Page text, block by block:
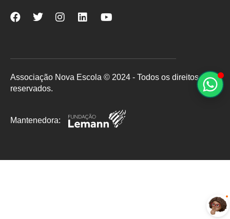
Nova
Facebook
Nova
Twitter
Nova
Instagram
Nova
LinkedInYouTube
Associação Nova Escola © 2024 - Todos os direitos
reservados.
Mantenedora: